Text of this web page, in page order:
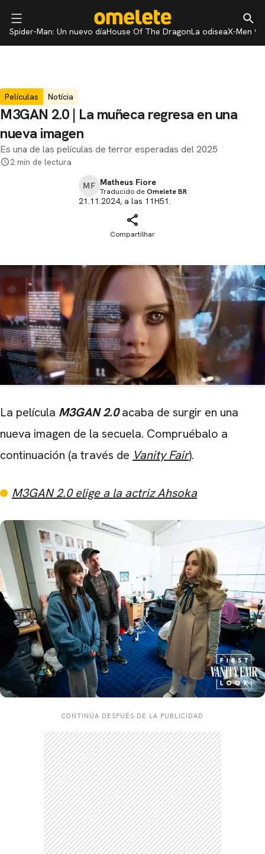
Spider-Man: Un nuevo díaHouse Of The DragonLa odiseaX-Men 97
Películas Notícia
M3GAN 2.0 | La muñeca regresa en una
nueva imagen
Es una de las películas de terror esperadas del 2025
2 min de lectura
MF Matheus Fiore
Traducido deOmelete BR
21.11.2024, a las 11H51.
Compartilhar
La película M3GAN 2.0 acaba de surgir en una
nueva imagen de la secuela. Compruébalo a
continuación (a través de Vanity Fair).
M3GAN 2.0 elige a la actriz Ahsoka
CONTINÚA DESPUÉS DE LA PUBLICIDAD